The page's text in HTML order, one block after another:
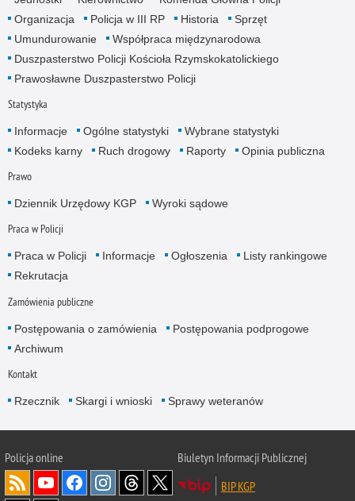
Organizacja
Policja w III RP Historia
Sprzęt
Umundurowanie
Współpraca międzynarodowa
Duszpasterstwo Policji Kościoła Rzymskokatolickiego
Prawosławne Duszpasterstwo Policji
Statystyka
Informacje Ogólne statystyki
Wybrane statystyki
Kodeks karny
Ruch drogowy Raporty Opinia publiczna
Prawo
Dziennik Urzędowy KGP Wyroki sądowe
Praca w Policji
Praca w Policji Informacje Ogłoszenia
Listy rankingowe
Rekrutacja
Zamówienia publiczne
Postępowania o zamówienia
Postępowania podprogowe
Archiwum
Kontakt
Rzecznik Skargi i wnioski Sprawy weteranów
Policjaonline
Biuletyn Informacji Publicznej
BIP KGP